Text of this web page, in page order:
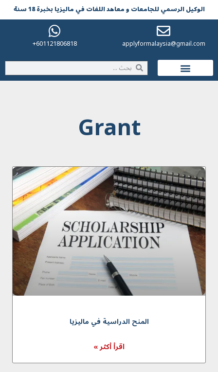
الوکیل الرسمي للجامعات و معاهد اللغات في مالیزیا بخبرة 18 سنة
applyformalaysia@gmail.com
601121806818+
Grant
المنح الدراسية في ماليزيا
اقرأ أكثر »